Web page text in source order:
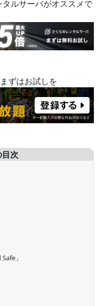
ルサーバがオススメで
ずはお試しを
次
」